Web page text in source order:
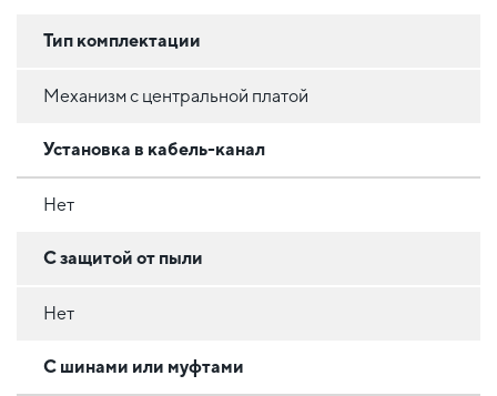
Тип комплектации
Механизм с центральной платой
Установка в кабель-канал
Нет
С защитой от пыли
Нет
С шинами или муфтами